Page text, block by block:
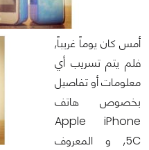
أمس كان يوماً غريباً,
فلم يتم تسريب أي
معلومات أو تفاصيل
بخصوص هاتف
Apple iPhone
5C, و المعروف